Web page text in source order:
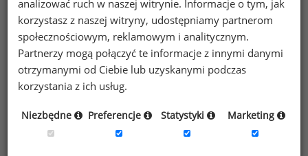
Opcje zakupu
Raport dostępny również w innych wersjach:
analizować ruch w naszej witrynie. Informacje o tym, jak
korzystasz z naszej witryny, udostępniamy partnerom
społecznościowym, reklamowym i analitycznym.
Partnerzy mogą połączyć te informacje z innymi danymi
otrzymanymi od Ciebie lub uzyskanymi podczas
korzystania z ich usług.
Niezbędne Preferencje Statystyki Marketing